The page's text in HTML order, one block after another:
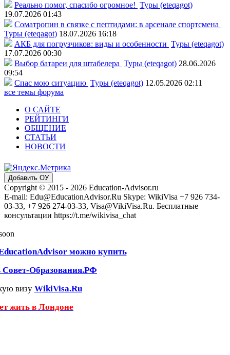
Реально помог, спасибо огромное! Туры (eteqagot)
19.07.2026 01:43
Соматропин в связке с пептидами: в арсенале спортсмена
Туры (eteqagot) 18.07.2026 16:18
АКБ для погрузчиков: виды и особенности Туры (eteqagot)
17.07.2026 00:30
Выбор батареи для штабелера Туры (eteqagot) 28.06.2026
09:54
Спас мою ситуацию Туры (eteqagot) 12.05.2026 02:11
все темы форума
О САЙТЕ
РЕЙТИНГИ
ОБЩЕНИЕ
СТАТЬИ
НОВОСТИ
Добавить ОУ
Copyright © 2015 - 2026 Education-Advisor.ru
E-mail: Edu@EducationAdvisor.Ru Skype: WikiVisa +7 926 734-
03-33, +7 926 274-03-33, Visa@VikiVisa.Ru. Бесплатные
консультации https://t.me/wikivisa_chat
можно купить
Совет-Образования.РФ
визу WikiVisa.Ru
жить в Лондоне